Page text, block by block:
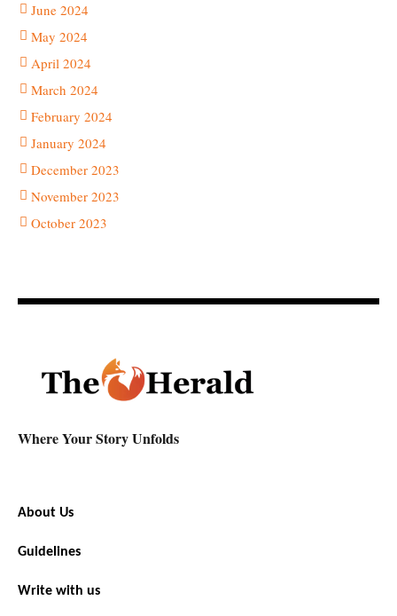
June 2024
May 2024
April 2024
March 2024
February 2024
January 2024
December 2023
November 2023
October 2023
Where Your Story Unfolds
About Us
Guidelines
Write with us